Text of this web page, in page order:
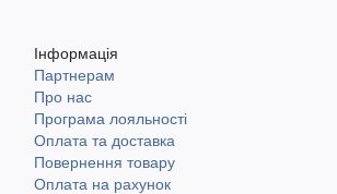
Інформація
Партнерам
Про нас
Програма лояльності
Оплата та доставка
Повернення товару
Оплата на рахунок